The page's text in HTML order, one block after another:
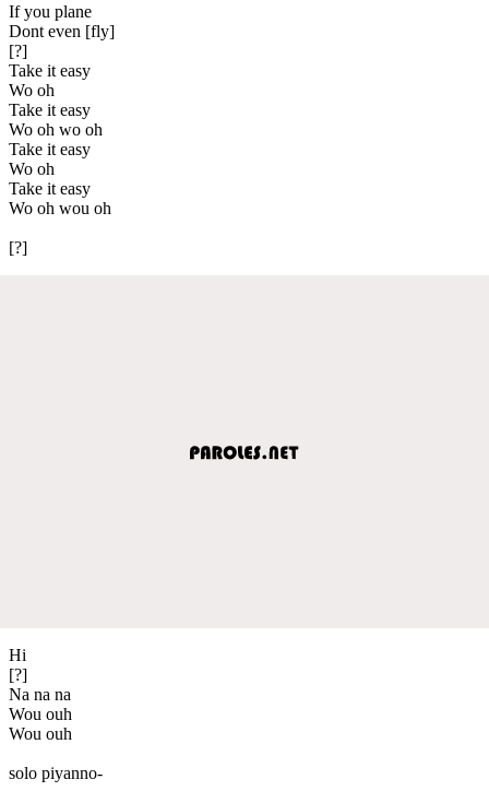
If you plane
Dont even [fly]
[?]
Take it easy
Wo oh
Take it easy
Wo oh wo oh
Take it easy
Wo oh
Take it easy
Wo oh wou oh
[?]
Hi
[?]
Na na na
Wou ouh
Wou ouh
solo piyanno-